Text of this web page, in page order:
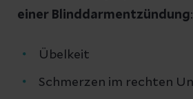
einer Blinddarmentzündung:
Übelkeit
Schmerzen im rechten